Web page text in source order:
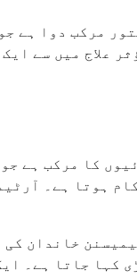
مرکب دوا ہے
علاج میں سے
کا مرکب ہے
ہوتا ہے۔
کہا جاتا ہے۔